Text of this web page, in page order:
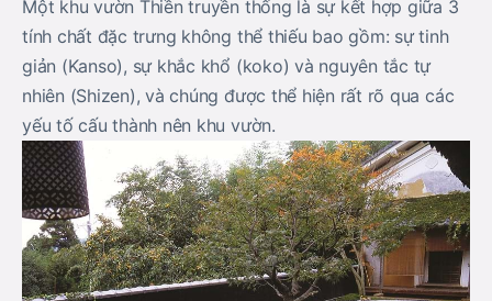
Một khu vườn Thiền truyền thống là sự kết hợp giữa 3
tính chất đặc trưng không thể thiếu bao gồm: sự tinh
giản (Kanso), sự khắc khổ (koko) và nguyên tắc tự
nhiên (Shizen), và chúng được thể hiện rất rõ qua các
yếu tố cấu thành nên khu vườn.